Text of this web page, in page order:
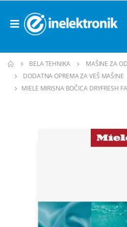
BELA TEHNIKA
MAŠINE ZA
DODATNA OPREMA ZA VEŠ MAŠINE
MIELE MIRISNA BOČICA DRYFRESH